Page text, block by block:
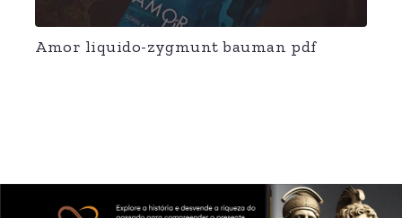
Amor liquido-zygmunt bauman pdf